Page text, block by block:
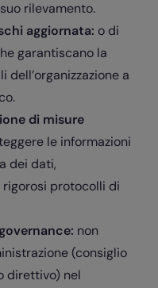
rilevamento.
aggiornata: o di
garantiscano la
dell’organizzazione a
di misure
le informazioni
dei dati,
rigorosi protocolli di
non
(consiglio
direttivo) nel